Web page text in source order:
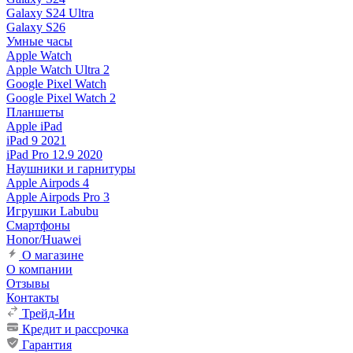
Galaxy S24 Ultra
Galaxy S26
Умные часы
Apple Watch
Apple Watch Ultra 2
Google Pixel Watch
Google Pixel Watch 2
Планшеты
Apple iPad
iPad 9 2021
iPad Pro 12.9 2020
Наушники и гарнитуры
Apple Airpods 4
Apple Airpods Pro 3
Игрушки Labubu
Смартфоны
Honor/Huawei
О магазине
О компании
Отзывы
Контакты
Трейд-Ин
Кредит и рассрочка
Гарантия